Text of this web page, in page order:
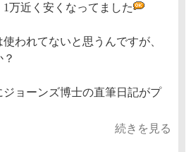
万近く安くなってました
われてないと思うんですが、
ョーンズ博士の直筆日記がプ
続きを見る